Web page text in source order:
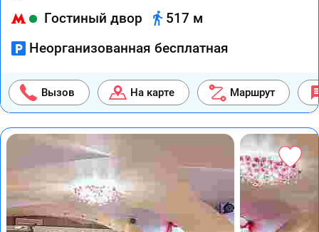
Гостиный двор
517 м
Неорганизованная бесплатная
Вызов На карте Маршрут